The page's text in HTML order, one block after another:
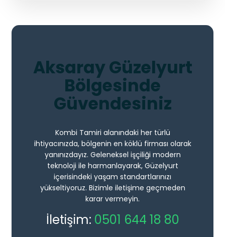
Aksaray Güzelyurt
Bölgesinde
Güvendesiniz
Kombi Tamiri alanındaki her türlü
ihtiyacınızda, bölgenin en köklü firması olarak
yanınızdayız. Geleneksel işçiliği modern
teknoloji ile harmanlayarak, Güzelyurt
içerisindeki yaşam standartlarınızı
yükseltiyoruz. Bizimle iletişime geçmeden
karar vermeyin.
İletişim: 0501 644 18 80